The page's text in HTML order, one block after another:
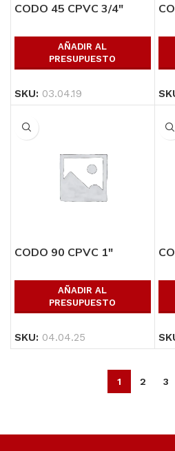
CODO 45 CPVC 3/4″
AÑADIR AL
PRESUPUESTO
SKU: 03.04.19
CODO 90 CPVC 1″
AÑADIR AL
PRESUPUESTO
SKU: 04.04.25
1 2 3